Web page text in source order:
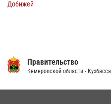
Добижей
14 июля 2026, 08:52 1
Правительство
Кемеровской области - Кузбасса